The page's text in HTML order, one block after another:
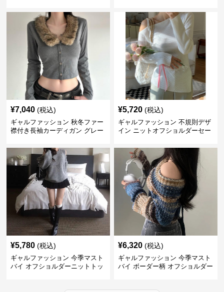
¥7,040 (税込)
ギャルファッション 秋冬ファー
襟付き長袖カーディガン グレー
¥5,720 (税込)
ギャルファッション 不規則デザ
イン ニットオフショルダーセー
¥5,780 (税込)
ギャルファッション 今季マスト
バイ オフショルダーニットトッ
¥6,320 (税込)
ギャルファッション 今季マスト
バイ ボーダー柄 オフショルダー